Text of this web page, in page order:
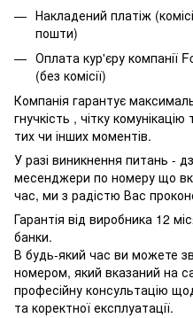
Накладений платіж
пошти)
Оплата кур'єру компанії
(без комісії)
Компанія гарантує
гнучкість , чітку
тих чи інших моментів.
У разі виникнення питань -
месенджери по номеру що
час, ми з радістю Вас
Гарантія від виробника 12
банки.
В будь-який час ви можете
номером, який вказаний на
професійну консультацію
та коректної експлуатації.